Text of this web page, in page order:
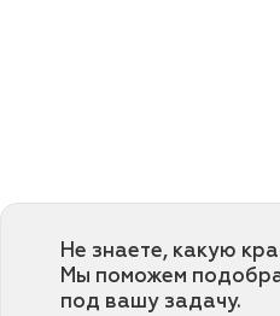
Не знаете, какую
Мы поможем
под вашу задачу.